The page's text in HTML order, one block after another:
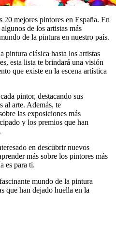
mejores pintores en España. En
de los artistas más
de la pintura en nuestro país.
pintura clásica hasta los artistas
esta lista te brindará una visión
que existe en la escena artística
pintor, destacando sus
al arte. Además, te
las exposiciones más
y los premios que han
en descubrir nuevos
más sobre los pintores más
es para ti.
mundo de la pintura
que han dejado huella en la